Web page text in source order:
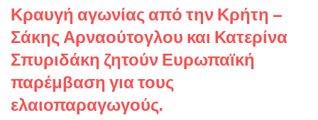
Κραυγή αγωνίας από την Κρήτη –
Σάκης Αρναούτογλου και Κατερίνα
Σπυριδάκη ζητούν Ευρωπαϊκή
παρέμβαση για τους
ελαιοπαραγωγούς.